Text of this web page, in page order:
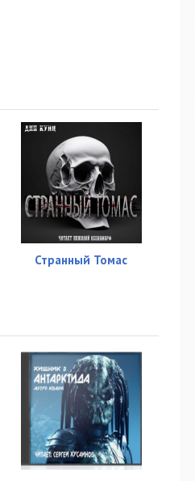
Странный Томас